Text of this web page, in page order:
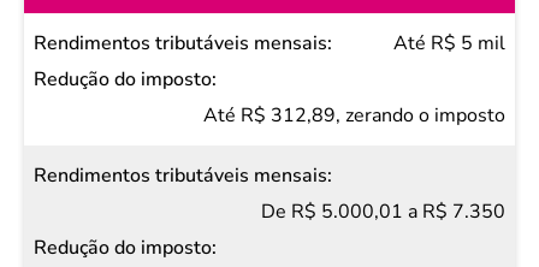
Rendimentos
tributáveis
do
Até R$ 5 mil
Até R$ 312,89, zerando o imposto
De R$ 5.000,01 a R$ 7.350